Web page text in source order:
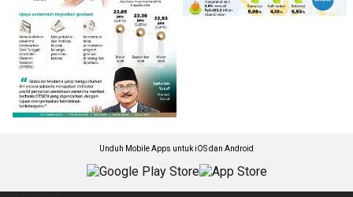
Unduh Mobile Apps untuk iOS dan Android